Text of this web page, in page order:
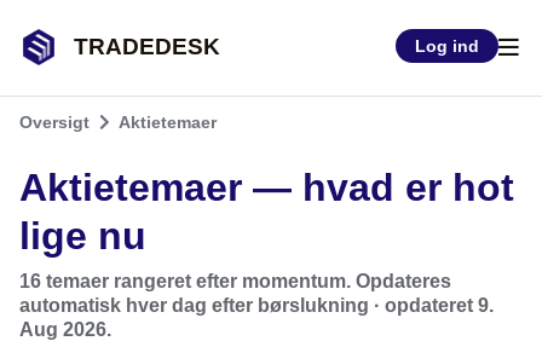
TRADEDESK Log ind
Oversigt Aktietemaer
Aktietemaer — hvad er hot
lige nu
16 temaer rangeret efter momentum. Opdateres
automatisk hver dag efter børslukning · opdateret 9.
Aug 2026.